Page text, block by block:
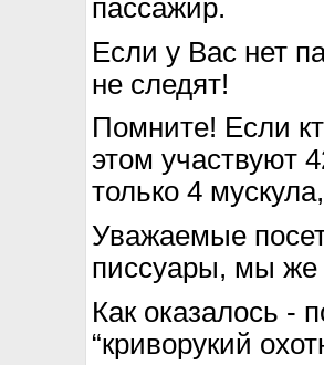
пассажир.
Если у Вас нет
не следят!
Помните! Если
этом участвуют
только 4
Уважаемые
писсуары, мы
Как оказалось -
“криворукий